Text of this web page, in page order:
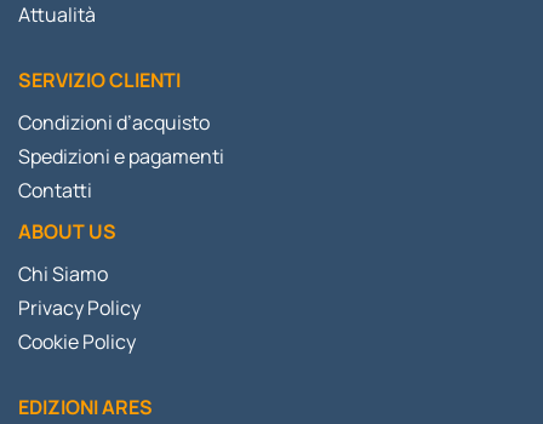
Attualità
SERVIZIO CLIENTI
Condizioni d’acquisto
Spedizioni e pagamenti
Contatti
ABOUT US
Chi Siamo
Privacy Policy
Cookie Policy
EDIZIONI ARES